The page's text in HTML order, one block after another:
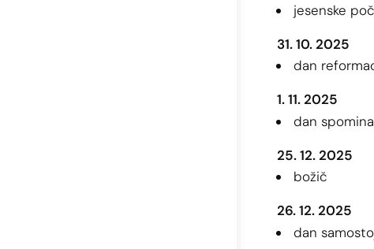
jesenske
31. 10. 2025
dan
1. 11. 2025
dan
25. 12. 2025
božič
26. 12. 2025
dan